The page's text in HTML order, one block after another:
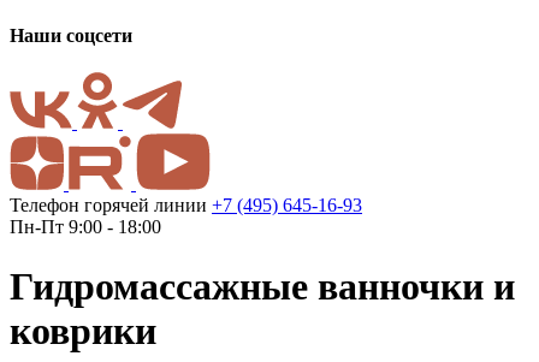
Наши соцсети
Телефон горячей линии +7 (495) 645-16-93
Пн-Пт 9:00 - 18:00
Гидромассажные ванночки и
коврики